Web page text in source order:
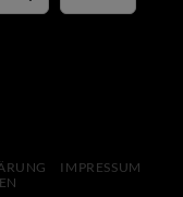
IMPRESSUM